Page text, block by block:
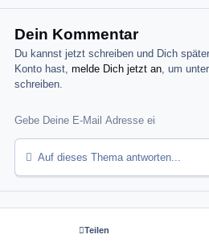
Dein Kommentar
Du kannst jetzt schreiben und Dich
Konto hast,melde Dich jetzt an, um
schreiben.
Auf dieses Thema antworten...
Teilen